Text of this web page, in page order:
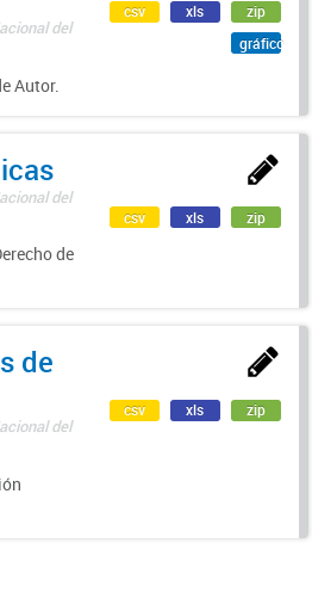
del
Autor.
csv xls
zip
gráfico
del
de
csv xls zip
de
del
csv xls zip